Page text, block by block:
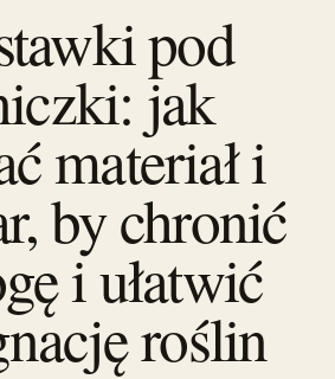
pod
jak
materiał i
by chronić
i ułatwić
roślin